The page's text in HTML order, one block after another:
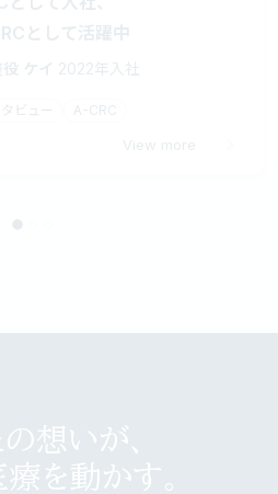
ビュー A-CRC
想いが、
を動かす。